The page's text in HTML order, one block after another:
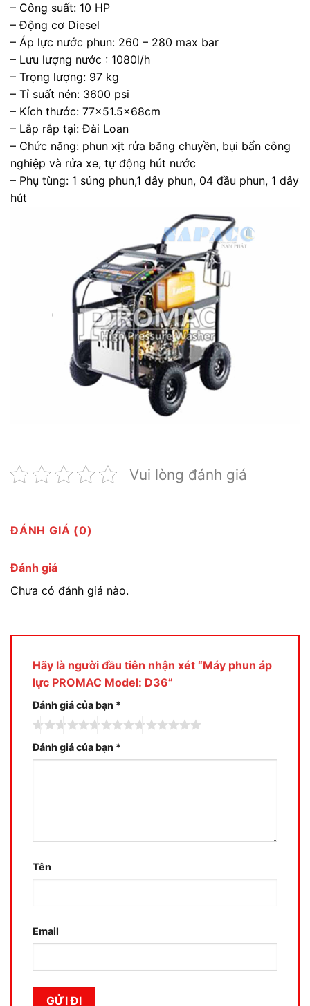
– Công suất: 10 HP
– Động cơ Diesel
– Áp lực nước phun: 260 – 280 max bar
– Lưu lượng nước : 1080l/h
– Trọng lượng: 97 kg
– Tỉ suất nén: 3600 psi
– Kích thước: 77×51.5x68cm
– Lắp rắp tại: Đài Loan
– Chức năng: phun xịt rửa băng chuyền, bụi bẩn công
nghiệp và rửa xe, tự động hút nước
– Phụ tùng: 1 súng phun,1 dây phun, 04 đầu phun, 1 dây
hút
Vui lòng đánh giá
ĐÁNH GIÁ (0)
Đánh giá
Chưa có đánh giá nào.
Hãy là người đầu tiên nhận xét “Máy phun áp
lực PROMAC Model: D36”
Đánh giá của bạn *
Đánh giá của bạn *
Tên
Email